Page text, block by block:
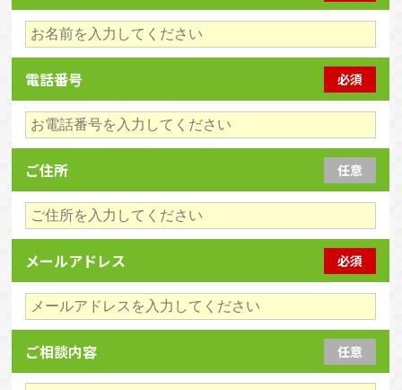
電話番号 必須
ご住所 任意
メールアドレス 必須
ご相談内容 任意